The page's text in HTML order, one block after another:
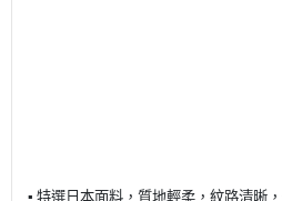
▪️ 特選日本面料，質地輕柔，紋路清晰